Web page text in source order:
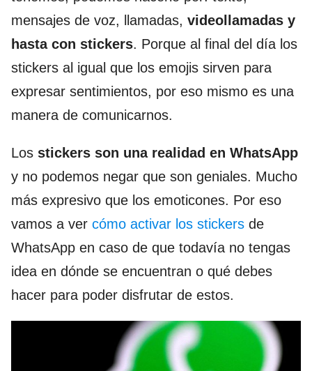
mensajes de voz, llamadas, videollamadas y
hasta con stickers. Porque al final del día los
stickers al igual que los emojis sirven para
expresar sentimientos, por eso mismo es una
manera de comunicarnos.
Los stickers son una realidad en WhatsApp
y no podemos negar que son geniales. Mucho
más expresivo que los emoticones. Por eso
vamos a ver cómo activar los stickers de
WhatsApp en caso de que todavía no tengas
idea en dónde se encuentran o qué debes
hacer para poder disfrutar de estos.